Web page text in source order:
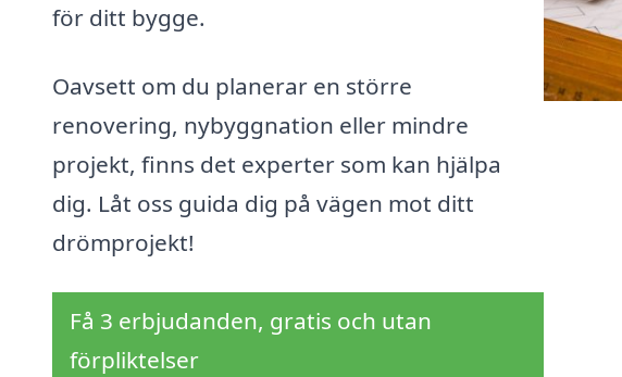
för ditt bygge.
Oavsett om du planerar en större
renovering, nybyggnation eller mindre
projekt, finns det experter som kan hjälpa
dig. Låt oss guida dig på vägen mot ditt
drömprojekt!
Få 3 erbjudanden, gratis och utan
förpliktelser